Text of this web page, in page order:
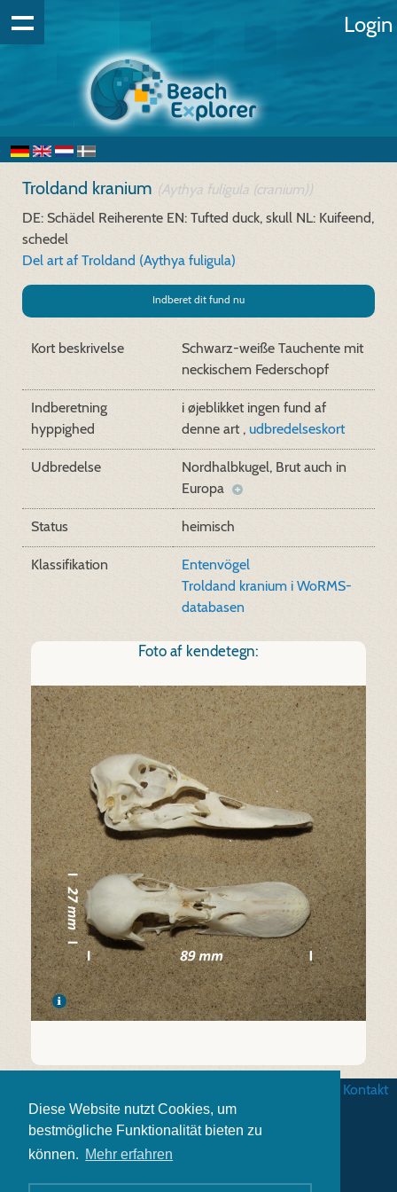
Diese Website nutzt Cookies, um
bestmögliche Funktionalität bieten zu
können. Mehr erfahren
Login
Troldand kranium (Aythya fuligula (cranium))
DE: Schädel Reiherente EN: Tufted duck, skull NL: Kuifeend,
schedel
Del art af Troldand (Aythya fuligula)
Indberet dit fund nu
Kort beskrivelse
Schwarz-weiße Tauchente mit
neckischem Federschopf
Indberetning
hyppighed
i øjeblikket ingen fund af
denne art , udbredelseskort
Udbredelse
Nordhalbkugel, Brut auch in
Europa
Status heimisch
Klassifikation
Entenvögel
Troldand kranium i WoRMS-
databasen
Foto af kendetegn:
Kontakt